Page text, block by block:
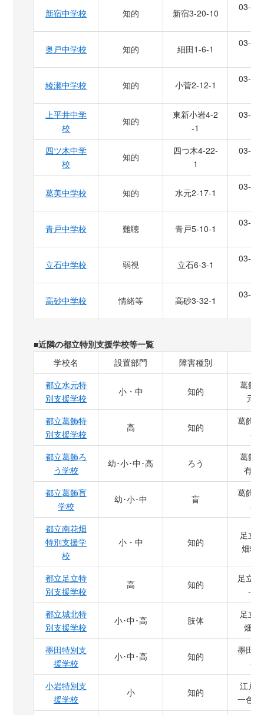
新宿中学校 知的 新宿3-20-10
03-
奥戸中学校 知的 細田1-6-1
03-
綾瀬中学校 知的 小菅2-12-1
03-
上平井中学
校
知的
東新小岩4-2
-1
03-
四ツ木中学
校
知的
四つ木4-22-
1
03-
葛美中学校 知的 水元2-17-1
03-
青戸中学校 難聴 青戸5-10-1
03-
立石中学校 弱視 立石6-3-1
03-
高砂中学校 情緒等 高砂3-32-1
03-
■近隣の都立特別支援学校等一覧
学校名
設置部門 障害種別
都立水元特
別支援学校
小・中 知的
葛飾
元
都立葛飾特
別支援学校
高 知的
葛飾
-
都立葛飾ろ
う学校
幼･小･中･高 ろう
葛飾
有2-
都立葛飾盲
学校
幼･小･中 盲
葛飾
-
都立南花畑
特別支援学
校
小・中 知的
足立
畑5-
都立足立特
別支援学校
高 知的
足立
-
都立城北特
別支援学校
小･中･高 肢体
足立
畑5-
墨田特別支
援学校
小･中･高 知的
墨田
-
小岩特別支
援学校
小 知的
江戸
一色